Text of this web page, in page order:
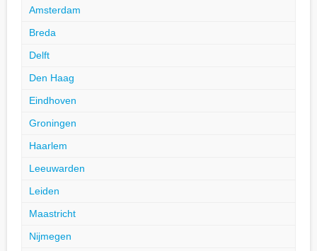
Amsterdam
Breda
Delft
Den Haag
Eindhoven
Groningen
Haarlem
Leeuwarden
Leiden
Maastricht
Nijmegen